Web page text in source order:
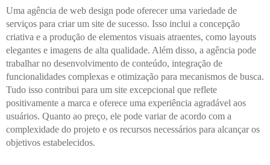
Uma agência de web design pode oferecer uma variedade de
serviços para criar um site de sucesso. Isso inclui a concepção
criativa e a produção de elementos visuais atraentes, como layouts
elegantes e imagens de alta qualidade. Além disso, a agência pode
trabalhar no desenvolvimento de conteúdo, integração de
funcionalidades complexas e otimização para mecanismos de busca.
Tudo isso contribui para um site excepcional que reflete
positivamente a marca e oferece uma experiência agradável aos
usuários. Quanto ao preço, ele pode variar de acordo com a
complexidade do projeto e os recursos necessários para alcançar os
objetivos estabelecidos.